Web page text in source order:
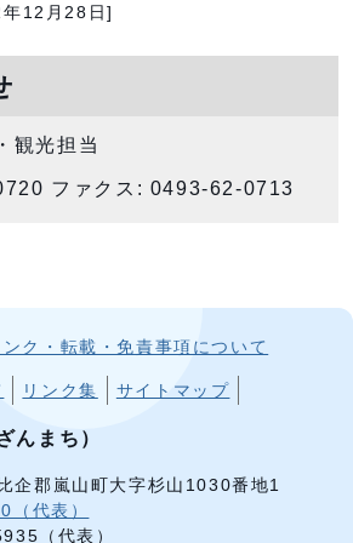
12月28日]
観光担当
ファクス: 0493-62-0713
ンク・転載・免責事項について
リンク集 サイトマップ
んまち）
企郡嵐山町大字杉山1030番地1
代表）
（代表）